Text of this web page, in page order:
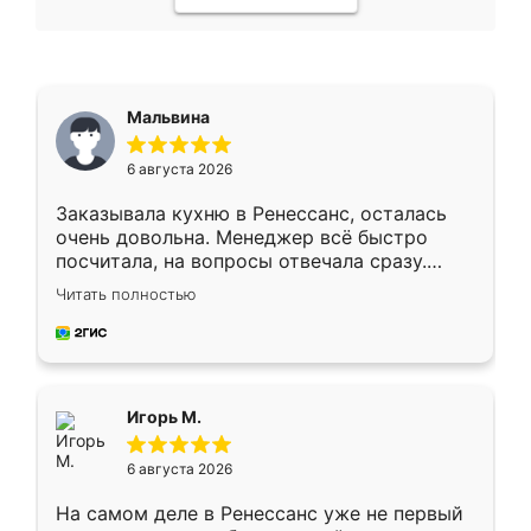
Мальвина
6 августа 2026
Заказывала кухню в Ренессанс, осталась
очень довольна. Менеджер всё быстро
посчитала, на вопросы отвечала сразу.
Замерщик приехал в субботу, подошёл к
делу со всей ответственностью. Собрали
за день, ребята работали аккуратно, даже
Читать полностью
Игорь М.
6 августа 2026
На самом деле в Ренессанс уже не первый